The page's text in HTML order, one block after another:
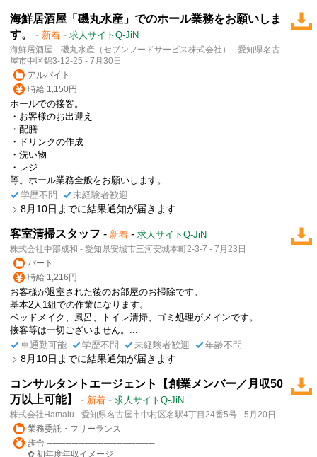
海鮮居酒屋「磯丸水産」でのホール業務をお願いしま
す。
- 新着 - 求人サイトQ-JiN
海鮮居酒屋 磯丸水産（セブンフードサービス株式会社） - 愛知県名古
屋市中区錦3-12-25 - 7月30日
アルバイト
時給 1,150円
ホールでの接客。
・お客様のお出迎え
・配膳
・ドリンクの作成
・洗い物
・レジ
等。ホール業務全般をお願いします。...
学歴不問
未経験者歓迎
8月10日までに結果通知が届きます
客室清掃スタッフ - 新着 - 求人サイトQ-JiN
株式会社中部成和 - 愛知県安城市三河安城本町2-3-7 - 7月23日
パート
時給 1,216円
お客様が退室された後のお部屋のお掃除です。
基本2人1組での作業になります。
ベッドメイク、風呂、トイレ清掃、ゴミ処理がメインです。
接客等は一切ございません。...
車通勤可能
学歴不問 未経験者歓迎 年齢不問
8月10日までに結果通知が届きます
コンサルタントエージェント【創業メンバー／月収50
万以上可能】
- 新着 - 求人サイトQ-JiN
株式会社Hamalu - 愛知県名古屋市中村区名駅4丁目24番5号 - 5月20日
業務委託・フリーランス
歩合 ─────────────────
✿ 初年度年収イメージ